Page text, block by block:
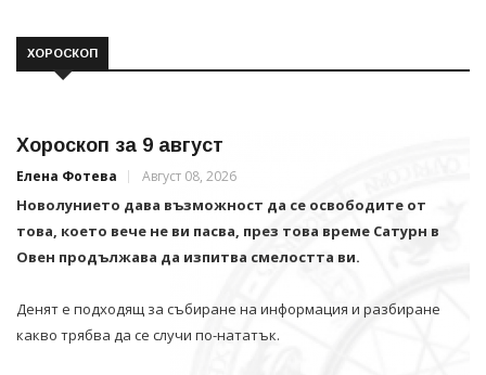
ХОРОСКОП
Хороскоп за 9 август
Елена Фотева Август 08, 2026
Новолунието дава възможност да се освободите от
това, което вече не ви пасва, през това време Сатурн в
Овен продължава да изпитва смелостта ви.
Денят е подходящ за събиране на информация и разбиране
какво трябва да се случи по-нататък.